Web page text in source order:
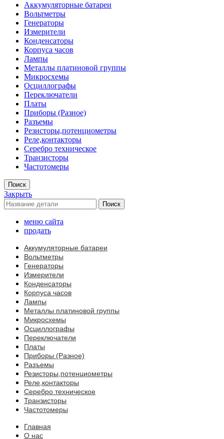
Аккумуляторные батареи
Вольтметры
Генераторы
Измерители
Конденсаторы
Корпуса часов
Лампы
Металлы платиновой группы
Микросхемы
Осциллографы
Переключатели
Платы
Приборы (Разное)
Разъемы
Резисторы,потенциометры
Реле,контакторы
Серебро техническое
Транзисторы
Частотомеры
Поиск
Закрыть
Поиск
меню сайта
продать
Аккумуляторные батареи
Вольтметры
Генераторы
Измерители
Конденсаторы
Корпуса часов
Лампы
Металлы платиновой группы
Микросхемы
Осциллографы
Переключатели
Платы
Приборы (Разное)
Разъемы
Резисторы,потенциометры
Реле,контакторы
Серебро техническое
Транзисторы
Частотомеры
Главная
О нас